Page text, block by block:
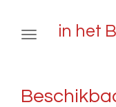
direct
in het